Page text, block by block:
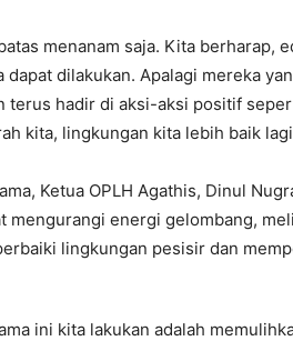
menanam saja. Kita berharap,
dapat dilakukan. Apalagi mereka
terus hadir di aksi-aksi positif
kita, lingkungan kita lebih baik
Ketua OPLH Agathis, Dinul
mengurangi energi gelombang,
lingkungan pesisir dan
ini kita lakukan adalah